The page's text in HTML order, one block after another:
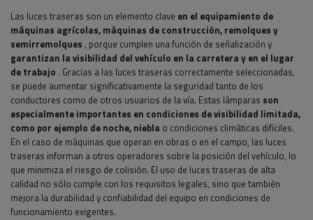
Las luces traseras son un elemento clave en el equipamiento de
máquinas agrícolas, máquinas de construcción, remolques y
semirremolques , porque cumplen una función de señalización y
garantizan la visibilidad del vehículo en la carretera y en el lugar
de trabajo . Gracias a las luces traseras correctamente seleccionadas,
se puede aumentar significativamente la seguridad tanto de los
conductores como de otros usuarios de la vía. Estas lámparas son
especialmente importantes en condiciones de visibilidad limitada,
como por ejemplo de noche, niebla o condiciones climáticas difíciles.
En el caso de máquinas que operan en obras o en el campo, las luces
traseras informan a otros operadores sobre la posición del vehículo, lo
que minimiza el riesgo de colisión. El uso de luces traseras de alta
calidad no sólo cumple con los requisitos legales, sino que también
mejora la durabilidad y confiabilidad del equipo en condiciones de
funcionamiento exigentes.